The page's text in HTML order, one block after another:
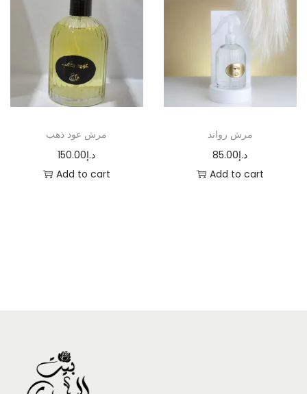
مرش عود ذهب
د.إ150.00
Add to cart
مرش رواند
د.إ85.00
Add to cart